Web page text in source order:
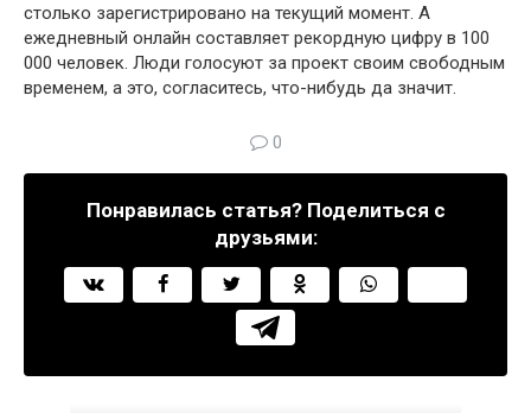
столько зарегистрировано на текущий момент. А
ежедневный онлайн составляет рекордную цифру в 100
000 человек. Люди голосуют за проект своим свободным
временем, а это, согласитесь, что-нибудь да значит.
0
Понравилась статья? Поделиться с
друзьями: